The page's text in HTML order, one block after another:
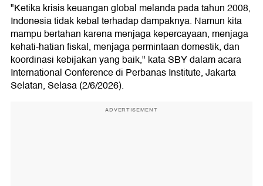
"Ketika krisis keuangan global melanda pada tahun 2008,
Indonesia tidak kebal terhadap dampaknya. Namun kita
mampu bertahan karena menjaga kepercayaan, menjaga
kehati-hatian fiskal, menjaga permintaan domestik, dan
koordinasi kebijakan yang baik," kata SBY dalam acara
International Conference di Perbanas Institute, Jakarta
Selatan, Selasa (2/6/2026).
ADVERTISEMENT